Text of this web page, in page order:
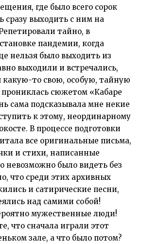
где было всего сорок
сразу выходить с ним на
тайно, в
пандемии, когда
нельзя было выходить из
выходили и встречались,
какую-то свою, особую, тайную
сюжетом «Кабаре
сама подсказывала мне некие
к этому, неординарному
В процессе подготовки
все оригинальные письма,
и стихи, написанные
невозможно было видеть без
что среди этих архивных
и сатирические песни,
над самими собой!
мужественные люди!
что сначала играли этот
зале, а что было потом?